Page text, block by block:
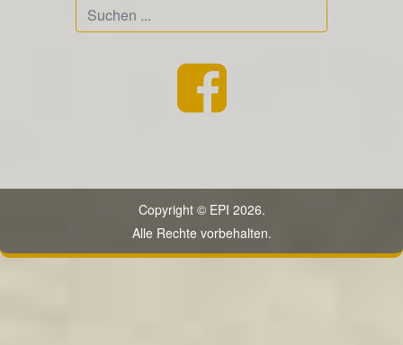
Copyright © EPI 2026.
Alle Rechte vorbehalten.